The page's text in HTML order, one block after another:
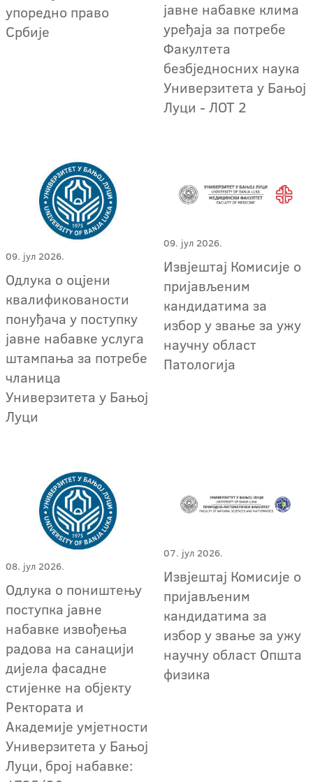
упоредно право
Србије
јавне набавке клима
уређаја за потребе
Факултета
безбједносних наука
Универзитета у Бањој
Луци - ЛОТ 2
09. јул 2026.
Одлука о оцјени
квалификованости
понуђача у поступку
јавне набавке услуга
штампања за потребе
чланица
Универзитета у Бањој
Луци
09. јул 2026.
Извјештај Комисије о
пријављеним
кандидатима за
избор у звање за ужу
научну област
Патологија
08. јул 2026.
Одлука о поништењу
поступка јавне
набавке извођења
радова на санацији
дијела фасадне
стијенке на објекту
Ректората и
Академије умјетности
Универзитета у Бањој
Луци, број набавке:
07. јул 2026.
Извјештај Комисије о
пријављеним
кандидатима за
избор у звање за ужу
научну област Општа
физика